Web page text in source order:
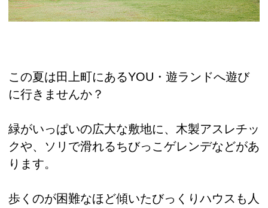
この夏は田上町にあるYOU・遊ランドへ遊び
に行きませんか？
緑がいっぱいの広大な敷地に、木製アスレチッ
クや、ソリで滑れるちびっこゲレンデなどがあ
ります。
歩くのが困難なほど傾いたびっくりハウスも人